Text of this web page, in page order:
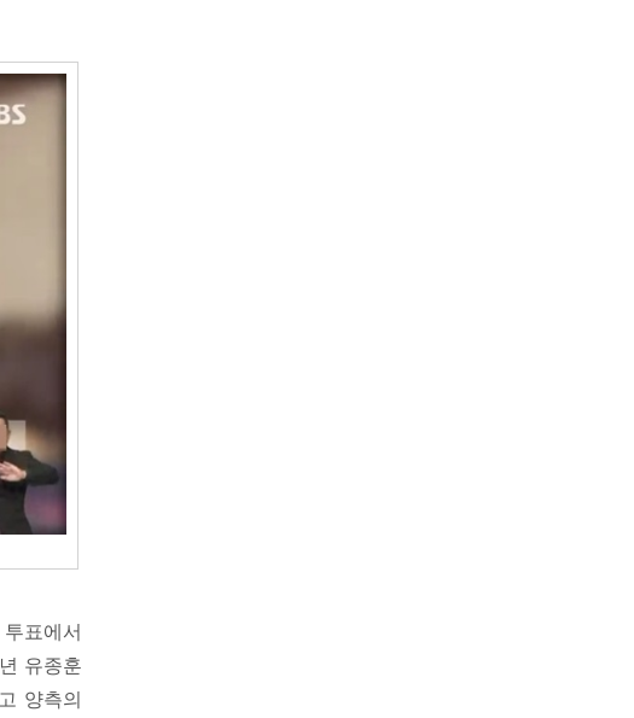
표에서
유종훈
양측의